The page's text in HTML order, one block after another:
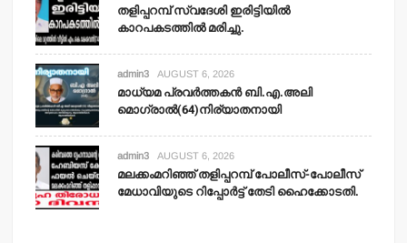
തളിപ്പറമ്പ് സ്വദേശി ഇരിട്ടിയില്‍
കാറപകടത്തില്‍ മരിച്ചു.
admin3 AUGUST 6, 2026
മാധ്യമ പ്രവര്‍ത്തകന്‍ ബി.എ.അലി
മൊഗ്രാല്‍(64)നിര്യാതനായി
admin3 AUGUST 6, 2026
മലക്കംമറിഞ്ഞ് തളിപ്പറമ്പ് പോലീസ്-പോലീസ്
മേധാവിയുടെ റിപ്പോര്‍ട്ട് തേടി ഹൈക്കോടതി.